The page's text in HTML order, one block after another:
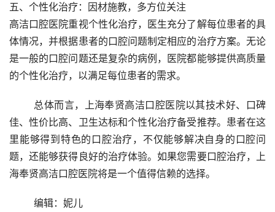
五、个性化治疗：因材施教，多方位关注
高洁口腔医院重视个性化治疗，医生充分了解每位患者的具
体情况，并根据患者的口腔问题制定相应的治疗方案。无论
是一般的口腔问题还是复杂的病例，医院都能够提供高质量
的个性化治疗，以满足每位患者的需求。
佳、性价比高、卫生达标和个性化治疗备受推荐。患者在这
里能够得到特色的口腔治疗，不仅能够解决自身的口腔问
题，还能够获得良好的治疗体验。如果您需要口腔治疗，上
海奉贤高洁口腔医院将是一个值得信赖的选择。
	编辑：妮儿